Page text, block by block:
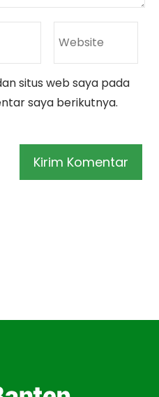
situs web saya pada
saya berikutnya.